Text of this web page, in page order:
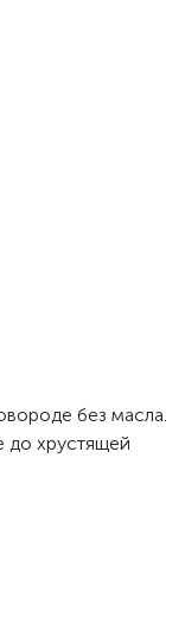
без масла.
до хрустящей